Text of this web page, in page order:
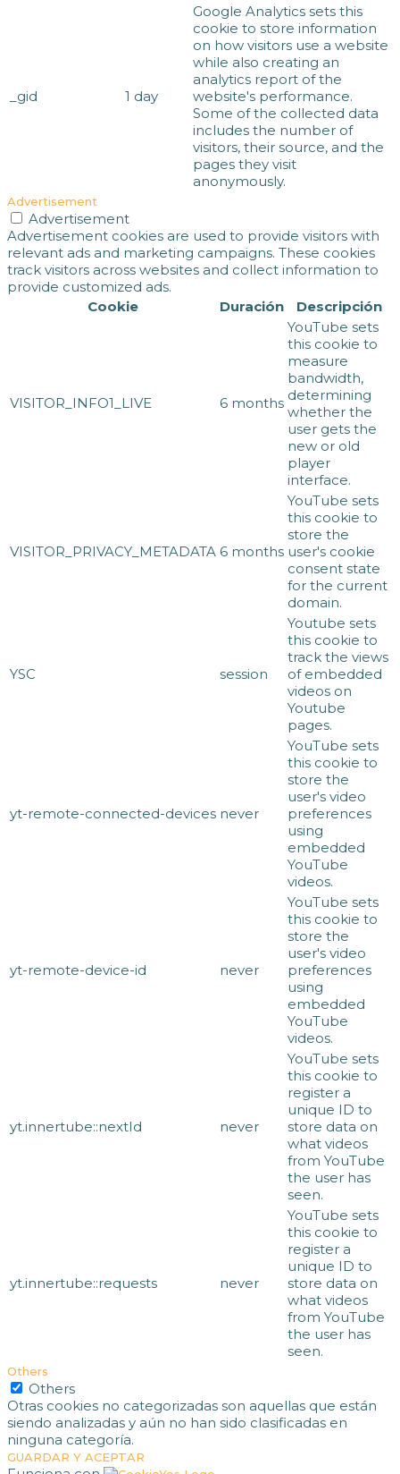
_gid 1 day
Google Analytics sets this
cookie to store information
on how visitors use a website
while also creating an
analytics report of the
website's performance.
Some of the collected data
includes the number of
visitors, their source, and the
pages they visit
anonymously.
Advertisement
Advertisement
Advertisement cookies are used to provide visitors with
relevant ads and marketing campaigns. These cookies
track visitors across websites and collect information to
provide customized ads.
Cookie
Duración Descripción
VISITOR_INFO1_LIVE 6 months
YouTube sets
this cookie to
measure
bandwidth,
determining
whether the
user gets the
new or old
player
interface.
VISITOR_PRIVACY_METADATA 6 months
YouTube sets
this cookie to
store the
user's cookie
consent state
for the current
domain.
YSC session
Youtube sets
this cookie to
track the views
of embedded
videos on
Youtube
pages.
yt-remote-connected-devices never
YouTube sets
this cookie to
store the
user's video
preferences
using
embedded
YouTube
videos.
yt-remote-device-id never
YouTube sets
this cookie to
store the
user's video
preferences
using
embedded
YouTube
videos.
yt.innertube::nextId never
YouTube sets
this cookie to
register a
unique ID to
store data on
what videos
from YouTube
the user has
seen.
yt.innertube::requests never
YouTube sets
this cookie to
register a
unique ID to
store data on
what videos
from YouTube
the user has
seen.
Others
Others
Otras cookies no categorizadas son aquellas que están
siendo analizadas y aún no han sido clasificadas en
ninguna categoría.
GUARDAR Y ACEPTAR